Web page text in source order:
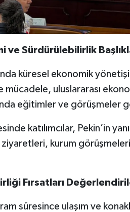
ve Sürdürülebilirlik
küresel ekonomik
mücadele, uluslararası
eğitimler ve görüşmeler
katılımcılar, Pekin’in
kurum
Fırsatları
süresince ulaşım ve